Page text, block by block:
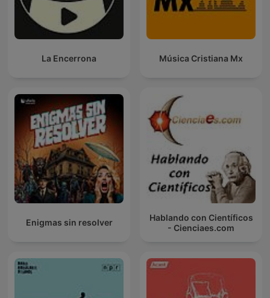
La Encerrona Música Cristiana Mx
Enigmas sin resolver
Hablando con Científicos
- Cienciaes.com